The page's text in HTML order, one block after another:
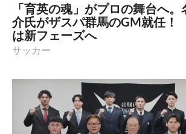
「育英の魂」がプロの舞台へ
介氏がザスパ群馬のGM就任
は新フェーズへ
サッカー